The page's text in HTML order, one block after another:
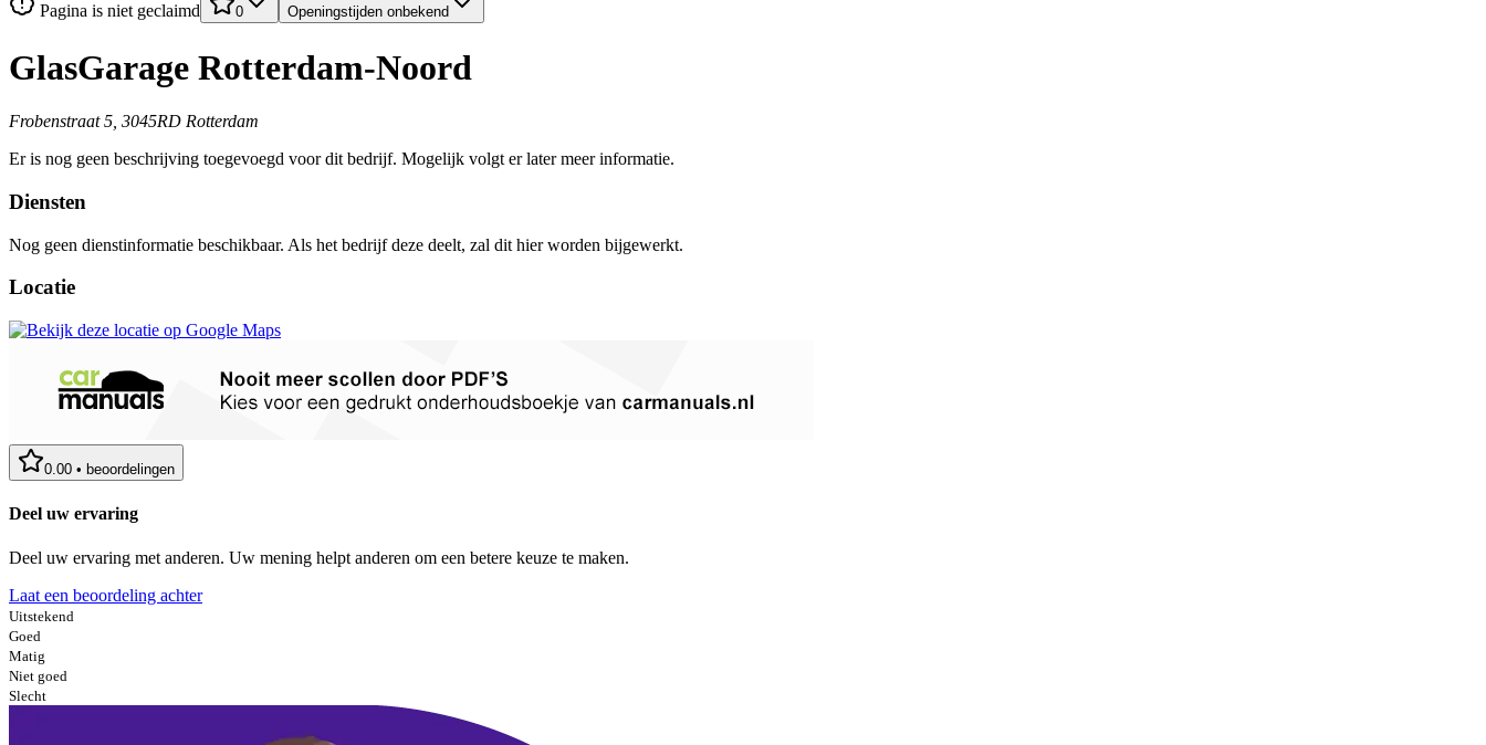
Pagina is niet geclaimd 0 Openingstijden onbekend
GlasGarage Rotterdam-Noord
Frobenstraat 5, 3045RD Rotterdam
Er is nog geen beschrijving toegevoegd voor dit bedrijf. Mogelijk volgt er later meer informatie.
Diensten
Nog geen dienstinformatie beschikbaar. Als het bedrijf deze deelt, zal dit hier worden bijgewerkt.
Locatie
0.00 • beoordelingen
Deel uw ervaring
Deel uw ervaring met anderen. Uw mening helpt anderen om een betere keuze te maken.
Laat een beoordeling achter
Uitstekend
Goed
Matig
Niet goed
Slecht